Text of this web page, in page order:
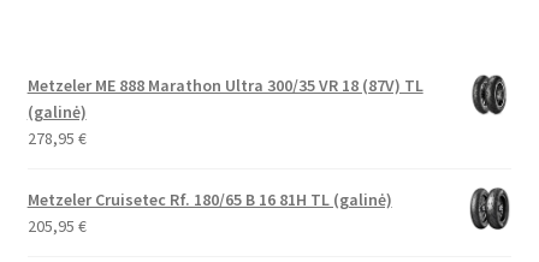
Metzeler ME 888 Marathon Ultra 300/35 VR 18 (87V) TL
(galinė)
278,95 €
Metzeler Cruisetec Rf. 180/65 B 16 81H TL (galinė)
205,95 €